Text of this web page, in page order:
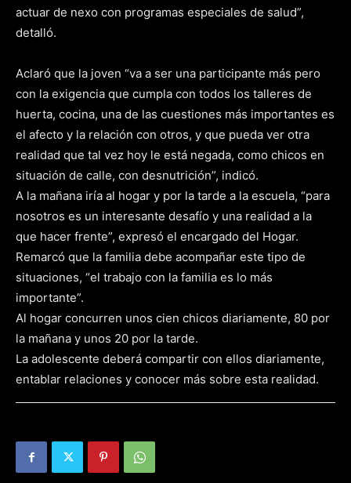
actuar de nexo con programas especiales de salud”,
detalló.
Aclaró que la joven “va a ser una participante más pero
con la exigencia que cumpla con todos los talleres de
huerta, cocina, una de las cuestiones más importantes es
el afecto y la relación con otros, y que pueda ver otra
realidad que tal vez hoy le está negada, como chicos en
situación de calle, con desnutrición”, indicó.
A la mañana iría al hogar y por la tarde a la escuela, “para
nosotros es un interesante desafío y una realidad a la
que hacer frente”, expresó el encargado del Hogar.
Remarcó que la familia debe acompañar este tipo de
situaciones, “el trabajo con la familia es lo más
importante”.
Al hogar concurren unos cien chicos diariamente, 80 por
la mañana y unos 20 por la tarde.
La adolescente deberá compartir con ellos diariamente,
entablar relaciones y conocer más sobre esta realidad.